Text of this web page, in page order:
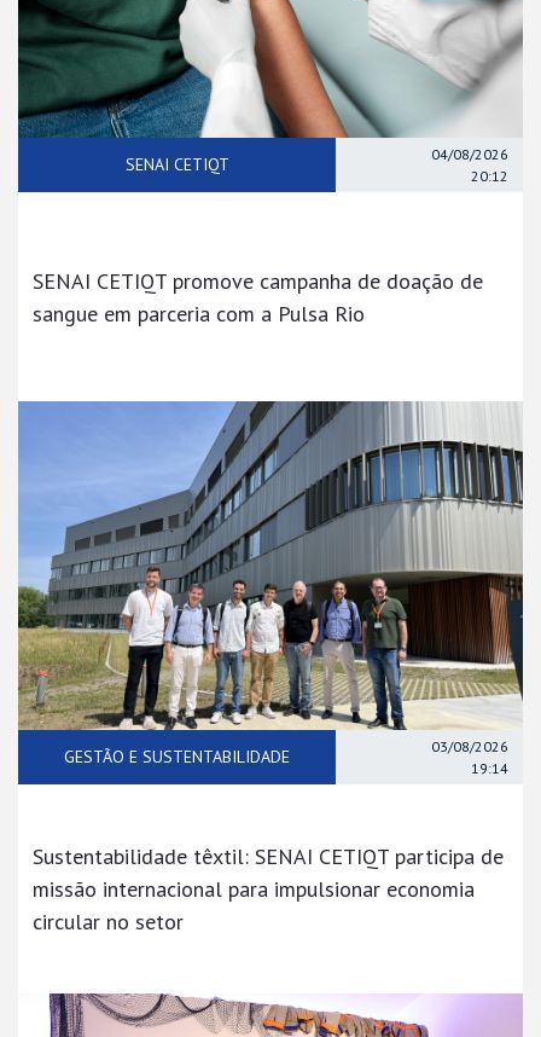
SENAI CETIQT
04/08/2026
20:12
SENAI CETIQT promove campanha de doação de
sangue em parceria com a Pulsa Rio
GESTÃO E SUSTENTABILIDADE
03/08/2026
19:14
Sustentabilidade têxtil: SENAI CETIQT participa de
missão internacional para impulsionar economia
circular no setor